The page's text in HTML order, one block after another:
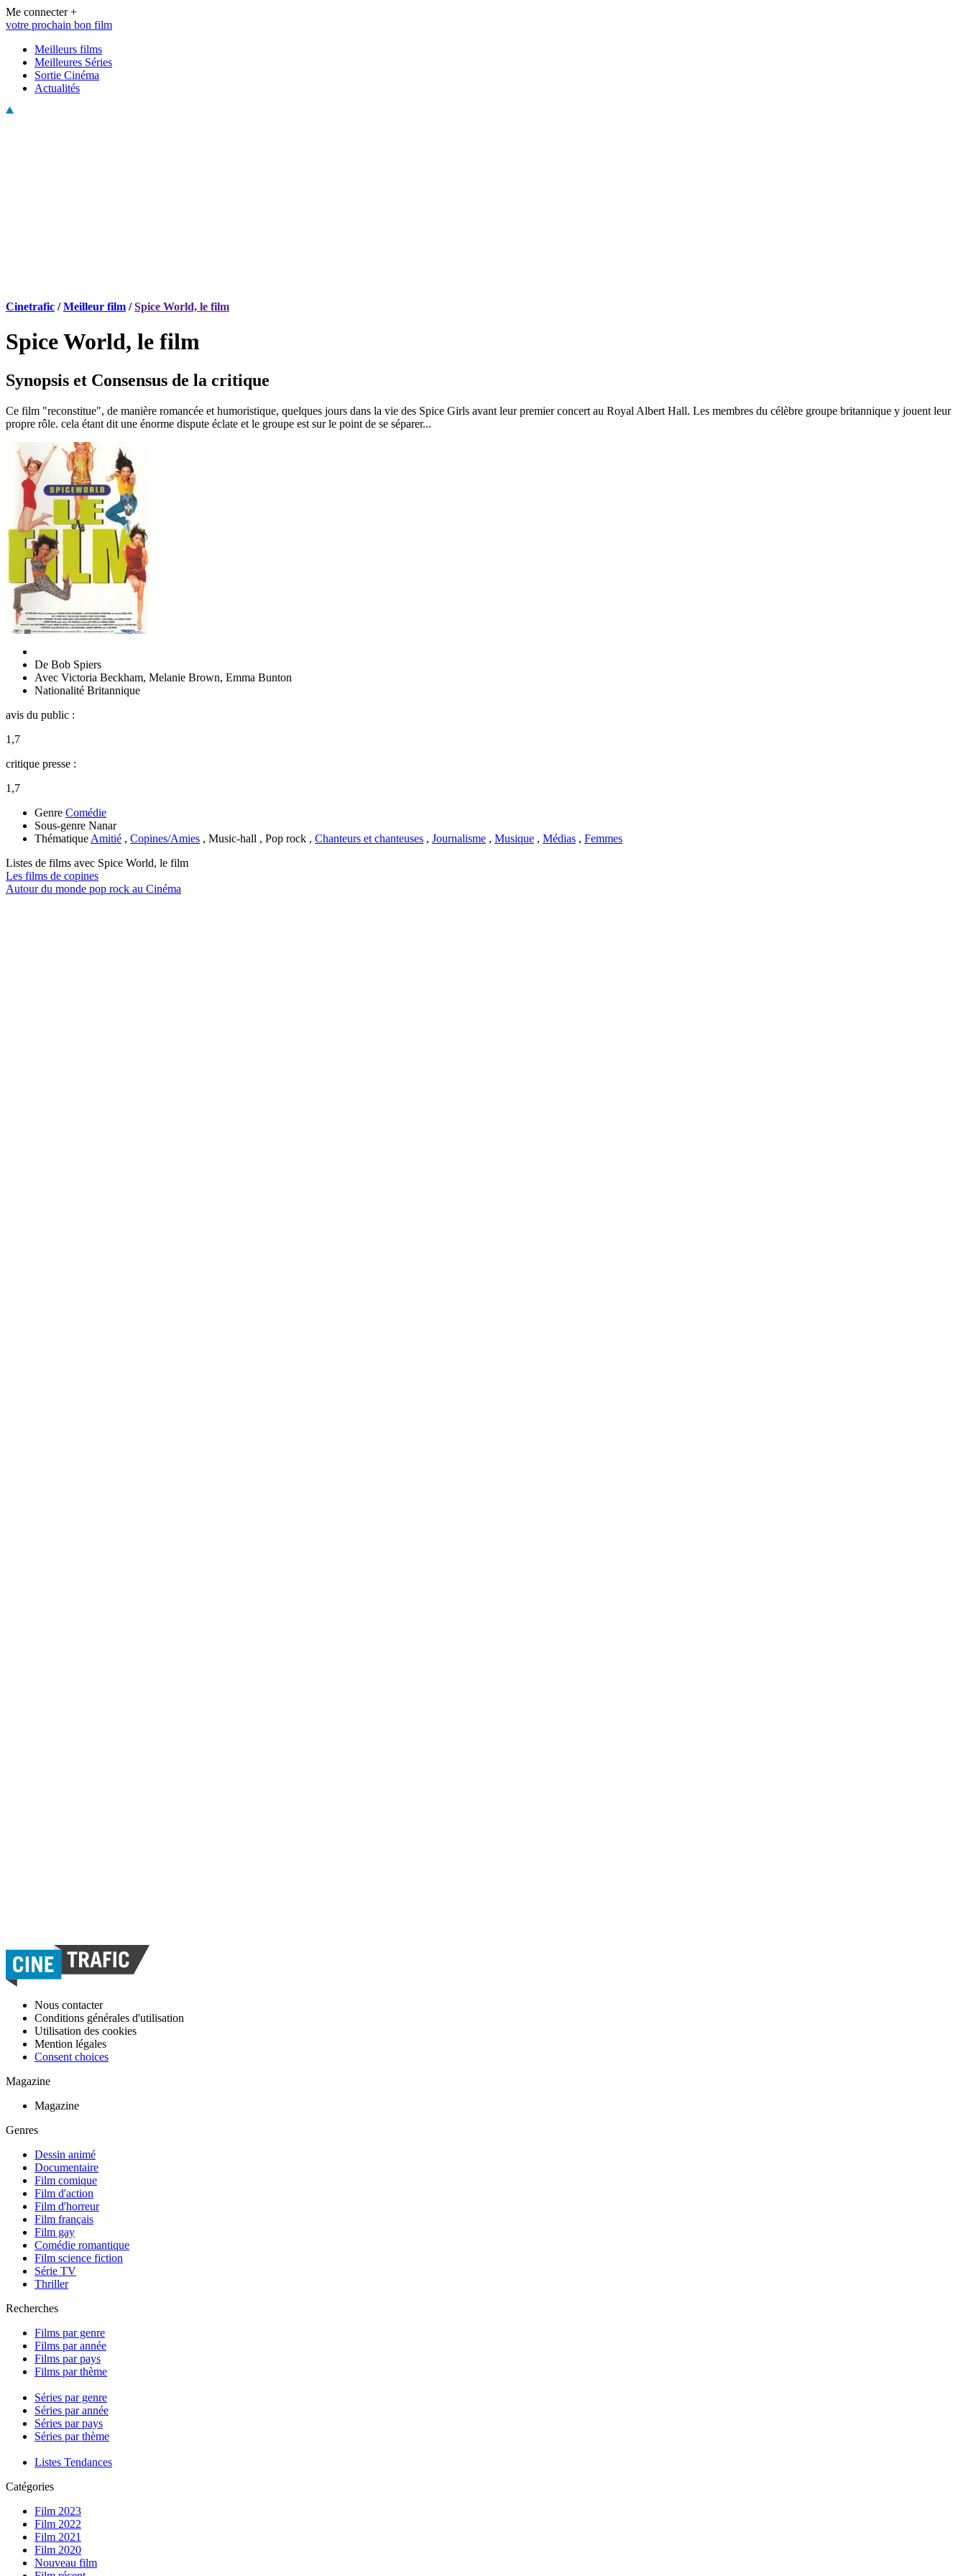
Me connecter +
votre prochain bon film
Meilleurs films
Meilleures Séries
Sortie Cinéma
Actualités
Cinetrafic /Meilleur film /Spice World, le film
Spice World, le film
Synopsis et Consensus de la critique
Ce film "reconstitue", de manière romancée et humoristique, quelques jours dans la vie des Spice Girls avant leur premier concert au Royal Albert Hall. Les membres du célèbre groupe britannique y jouent leur
propre rôle. cela étant dit une énorme dispute éclate et le groupe est sur le point de se séparer...
De Bob Spiers
Avec Victoria Beckham, Melanie Brown, Emma Bunton
Nationalité Britannique
avis du public :
1,7
critique presse :
1,7
Genre Comédie
Sous-genre Nanar
Thématique Amitié , Copines/Amies , Music-hall , Pop rock , Chanteurs et chanteuses , Journalisme , Musique , Médias , Femmes
Listes de films avec Spice World, le film
Les films de copines
Autour du monde pop rock au Cinéma
Nous contacter
Conditions générales d'utilisation
Utilisation des cookies
Mention légales
Consent choices
Magazine
Magazine
Genres
Dessin animé
Documentaire
Film comique
Film d'action
Film d'horreur
Film français
Film gay
Comédie romantique
Film science fiction
Série TV
Thriller
Recherches
Films par genre
Films par année
Films par pays
Films par thème
Séries par genre
Séries par année
Séries par pays
Séries par thème
Listes Tendances
Catégories
Film 2023
Film 2022
Film 2021
Film 2020
Nouveau film